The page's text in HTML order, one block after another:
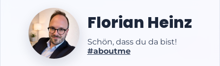
Florian Heinz
Schön, dass du da bist!
#aboutme